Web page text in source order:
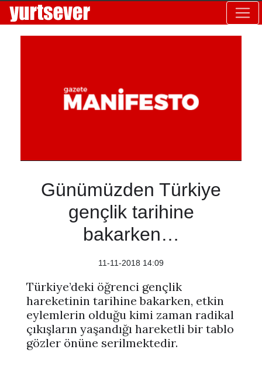
Günümüzden Türkiye
gençlik tarihine
bakarken…
11-11-2018 14:09
Türkiye’deki öğrenci gençlik
hareketinin tarihine bakarken, etkin
eylemlerin olduğu kimi zaman radikal
çıkışların yaşandığı hareketli bir tablo
gözler önüne serilmektedir.